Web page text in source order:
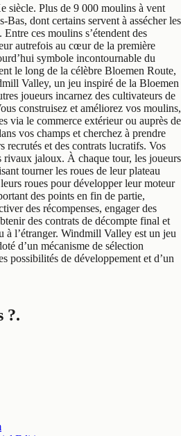
siècle. Plus de 9 000 moulins à vent
Bas, dont certains servent à assécher les
Entre ces moulins s’étendent des
autrefois au cœur de la première
symbole incontournable du
le long de la célèbre Bloemen Route,
Valley, un jeu inspiré de la Bloemen
joueurs incarnez des cultivateurs de
construisez et améliorez vos moulins,
via le commerce extérieur ou auprès de
vos champs et cherchez à prendre
recrutés et des contrats lucratifs. Vos
rivaux jaloux. À chaque tour, les joueurs
tourner les roues de leur plateau
roues pour développer leur moteur
des points en fin de partie,
des récompenses, engager des
des contrats de décompte final et
à l’étranger. Windmill Valley est un jeu
d’un mécanisme de sélection
possibilités de développement et d’un
?.